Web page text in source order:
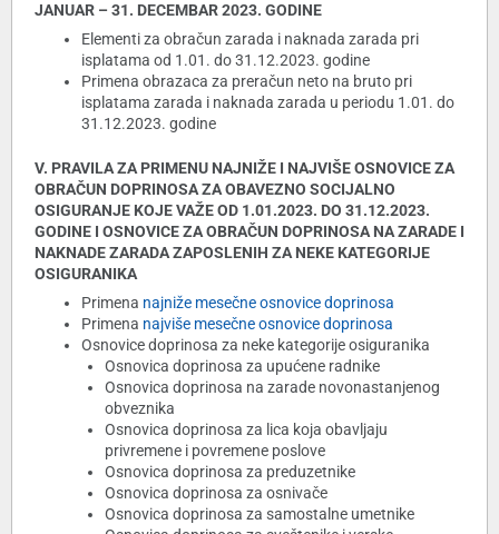
JANUAR – 31. DECEMBAR 2023. GODINE
Elementi za obračun zarada i naknada zarada pri
isplatama od 1.01. do 31.12.2023. godine
Primena obrazaca za preračun neto na bruto pri
isplatama zarada i naknada zarada u periodu 1.01. do
31.12.2023. godine
V. PRAVILA ZA PRIMENU NAJNIŽE I NAJVIŠE OSNOVICE ZA
OBRAČUN DOPRINOSA ZA OBAVEZNO SOCIJALNO
OSIGURANJE KOJE VAŽE OD 1.01.2023. DO 31.12.2023.
GODINE I OSNOVICE ZA OBRAČUN DOPRINOSA NA ZARADE I
NAKNADE ZARADA ZAPOSLENIH ZA NEKE KATEGORIJE
OSIGURANIKA
Primena najniže mesečne osnovice doprinosa
Primena najviše mesečne osnovice doprinosa
Osnovice doprinosa za neke kategorije osiguranika
Osnovica doprinosa za upućene radnike
Osnovica doprinosa na zarade novonastanjenog
obveznika
Osnovica doprinosa za lica koja obavljaju
privremene i povremene poslove
Osnovica doprinosa za preduzetnike
Osnovica doprinosa za osnivače
Osnovica doprinosa za samostalne umetnike